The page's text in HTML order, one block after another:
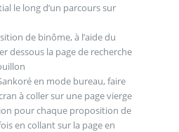
le long d’un parcours sur
de binôme, à l’aide du
dessous la page de recherche
en mode bureau, faire
à coller sur une page vierge
pour chaque proposition de
en collant sur la page en